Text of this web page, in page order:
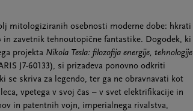
mitologiziranih osebnosti moderne dobe: hkrati
zavetnik tehnoutopične fantastike. Dogodek, ki
projekta Nikola Tesla: filozofija energije, tehnologije
J7-60133), si prizadeva ponovno odkriti
se skriva za legendo, ter ga ne obravnavati kot
vpetega v svoj čas – v svet elektrifikacije in
in patentnih vojn, imperialnega rivalstva,